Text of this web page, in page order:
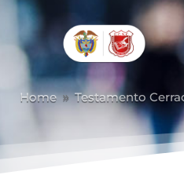
herramientas
Home 9 Testamento